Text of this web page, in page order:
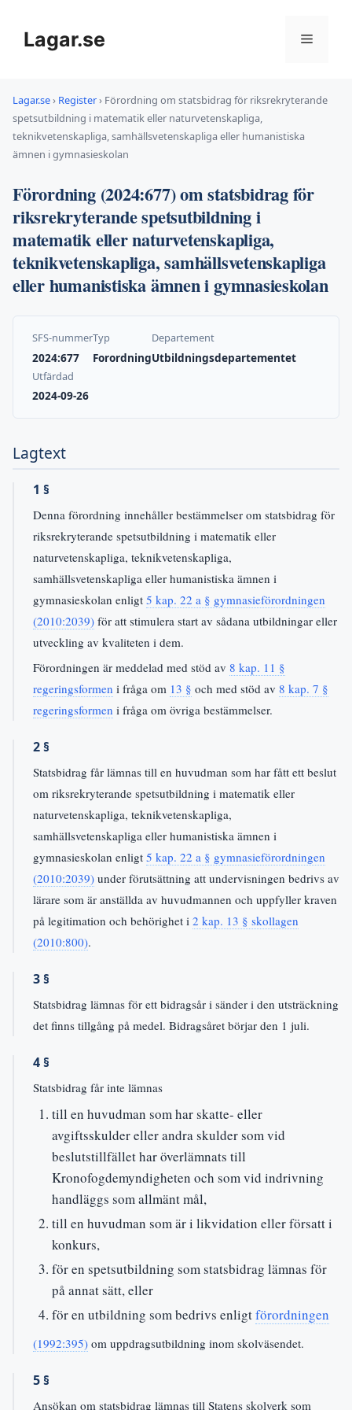
innehållLagar.se Meny
Lagar.se› Register› Förordning om statsbidrag för riksrekryterande
spetsutbildning i matematik eller naturvetenskapliga,
teknikvetenskapliga, samhällsvetenskapliga eller humanistiska
ämnen i gymnasieskolan
Förordning (2024:677) om statsbidrag för
riksrekryterande spetsutbildning i
matematik eller naturvetenskapliga,
teknikvetenskapliga, samhällsvetenskapliga
eller humanistiska ämnen i gymnasieskolan
SFS-nummer
2024:677
Typ
Forordning
Departement
Utbildningsdepartementet
Utfärdad
2024-09-26
Lagtext
1 §
Denna förordning innehåller bestämmelser om statsbidrag för
riksrekryterande spetsutbildning i matematik eller
naturvetenskapliga, teknikvetenskapliga,
samhällsvetenskapliga eller humanistiska ämnen i
gymnasieskolan enligt 5 kap. 22 a § gymnasieförordningen
(2010:2039) för att stimulera start av sådana utbildningar eller
utveckling av kvaliteten i dem.
Förordningen är meddelad med stöd av 8 kap. 11 §
regeringsformen i fråga om 13 § och med stöd av 8 kap. 7 §
regeringsformen i fråga om övriga bestämmelser.
2 §
Statsbidrag får lämnas till en huvudman som har fått ett beslut
om riksrekryterande spetsutbildning i matematik eller
naturvetenskapliga, teknikvetenskapliga,
samhällsvetenskapliga eller humanistiska ämnen i
gymnasieskolan enligt 5 kap. 22 a § gymnasieförordningen
(2010:2039) under förutsättning att undervisningen bedrivs av
lärare som är anställda av huvudmannen och uppfyller kraven
på legitimation och behörighet i 2 kap. 13 § skollagen
(2010:800).
3 §
Statsbidrag lämnas för ett bidragsår i sänder i den utsträckning
det finns tillgång på medel. Bidragsåret börjar den 1 juli.
4 §
Statsbidrag får inte lämnas
till en huvudman som har skatte- eller
avgiftsskulder eller andra skulder som vid
beslutstillfället har överlämnats till
Kronofogdemyndigheten och som vid indrivning
handläggs som allmänt mål,
till en huvudman som är i likvidation eller försatt i
konkurs,
för en spetsutbildning som statsbidrag lämnas för
på annat sätt, eller
för en utbildning som bedrivs enligtförordningen
(1992:395) om uppdragsutbildning inom skolväsendet.
5 §
Ansökan om statsbidrag lämnas till Statens skolverk som